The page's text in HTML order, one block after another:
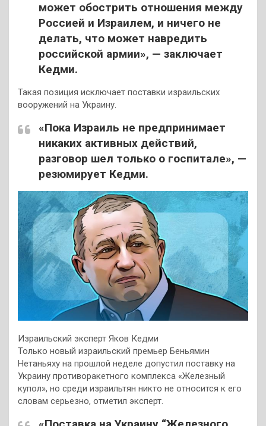
может обострить отношения между
Россией и Израилем, и ничего не
делать, что может навредить
российской армии», — заключает
Кедми.
Такая позиция исключает поставки израильских
вооружений на Украину.
«Пока Израиль не предпринимает
никаких активных действий,
разговор шел только о госпитале», —
резюмирует Кедми.
Израильский эксперт Яков Кедми
Только новый израильский премьер Беньямин
Нетаньяху на прошлой неделе допустил поставку на
Украину противоракетного комплекса «Железный
купол», но среди израильтян никто не относится к его
словам серьезно, отметил эксперт.